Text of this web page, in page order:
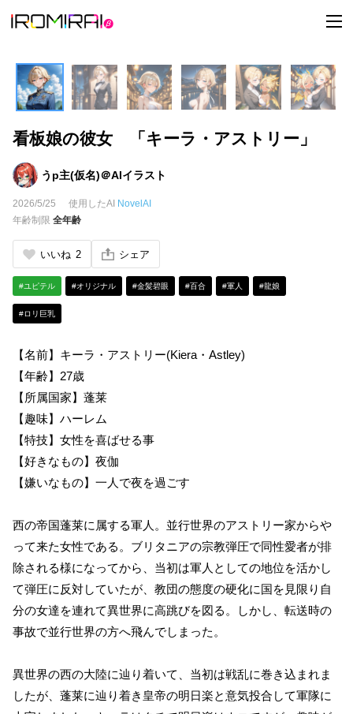
t
o
l
e
n
v
看板娘の彼女 「キーラ・アストリー」
うp主(仮名)＠AIイラスト
2026/5/25 使用したAI NovelAI
年齢制限 全年齢
いいね 2 シェア
#ユピテル #オリジナル #金髪碧眼 #百合 #軍人 #龍娘
#ロリ巨乳
【名前】キーラ・アストリー(Kiera・Astley)
【年齢】27歳
【所属国家】蓬莱
【趣味】ハーレム
【特技】女性を喜ばせる事
【好きなもの】夜伽
【嫌いなもの】一人で夜を過ごす
西の帝国蓬莱に属する軍人。並行世界のアストリー家からや
って来た女性である。ブリタニアの宗教弾圧で同性愛者が排
除される様になってから、当初は軍人としての地位を活かし
て弾圧に反対していたが、教団の態度の硬化に国を見限り自
分の女達を連れて異世界に高跳びを図る。しかし、転送時の
事故で並行世界の方へ飛んでしまった。
異世界の西の大陸に辿り着いて、当初は戦乱に巻き込まれま
したが、蓬莱に辿り着き皇帝の明日楽と意気投合して軍隊に